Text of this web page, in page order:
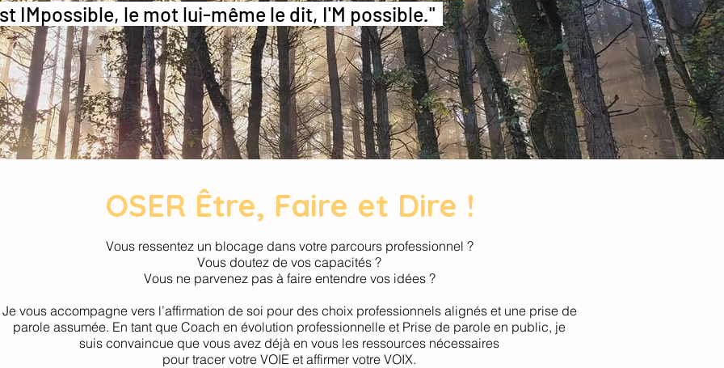
IMpossible, le mot lui-même le dit, I'M possible."
OSER Être, Faire et Dire !
Vous ressentez un blocage dans votre parcours professionnel ?
Vous doutez de vos capacités ?
Vous ne parvenez pas à faire entendre vos idées ?
Je vous accompagne vers l’affirmation de soi pour des choix professionnels alignés et une prise de
parole assumée. En tant que Coach en évolution professionnelle et Prise de parole en public, je
suis convaincue que vous avez déjà en vous les ressources nécessaires
pour tracer votre VOIE et affirmer votre VOIX.